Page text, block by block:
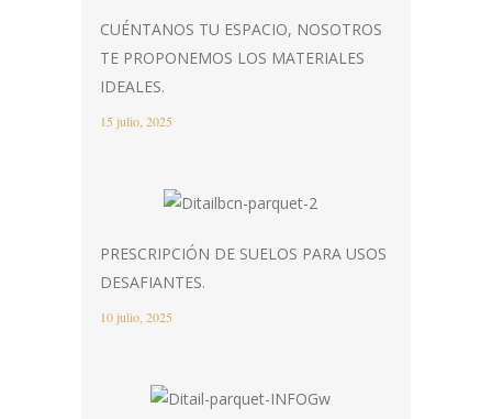
CUÉNTANOS TU ESPACIO, NOSOTROS
TE PROPONEMOS LOS MATERIALES
IDEALES.
15 julio, 2025
PRESCRIPCIÓN DE SUELOS PARA USOS
DESAFIANTES.
10 julio, 2025